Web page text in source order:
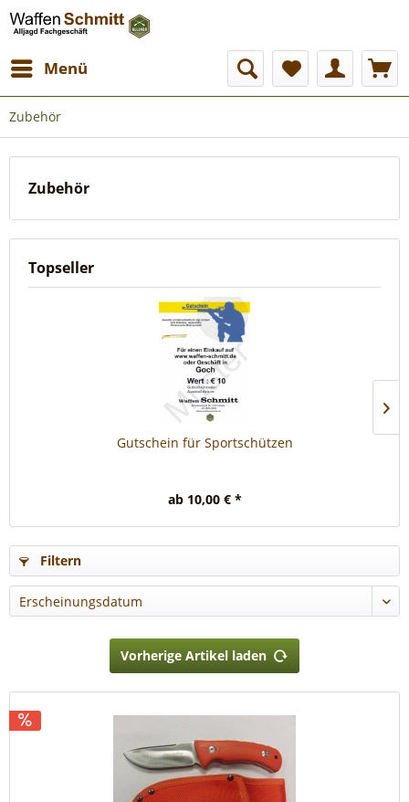
Menü
Zubehör
Zubehör
Topseller
Gutschein für Sportschützen
ab 10,00 € *
Filtern
Vorherige Artikel laden